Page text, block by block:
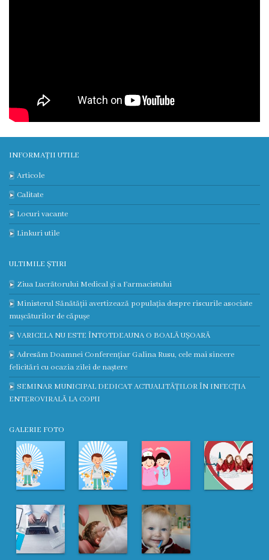
Secția
terapie
intensivă
și
reanimare
Transparență
Contract
CNAM
Planul
de
Anunțuri
achiziții
publice
Audit
Contracte
INFORMAȚII UTILE
Articole
Calitate
Locuri vacante
Linkuri utile
ULTIMILE ȘTIRI
Ziua Lucrătorului Medical și a Farmacistului
Ministerul Sănătății avertizează populația despre riscurile asociate
mușcăturilor de căpușe
VARICELA NU ESTE ÎNTOTDEAUNA O BOALĂ UȘOARĂ
Adresăm Doamnei Conferențiar Galina Rusu, cele mai sincere
felicitări cu ocazia zilei de naștere
SEMINAR MUNICIPAL DEDICAT ACTUALITĂȚILOR ÎN INFECȚIA
ENTEROVIRALĂ LA COPII
GALERIE FOTO